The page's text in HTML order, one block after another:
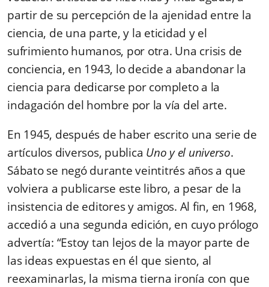
partir de su percepción de la ajenidad entre la
ciencia, de una parte, y la eticidad y el
sufrimiento humanos, por otra. Una crisis de
conciencia, en 1943, lo decide a abandonar la
ciencia para dedicarse por completo a la
indagación del hombre por la vía del arte.
En 1945, después de haber escrito una serie de
artículos diversos, publica Uno y el universo.
Sábato se negó durante veintitrés años a que
volviera a publicarse este libro, a pesar de la
insistencia de editores y amigos. Al fin, en 1968,
accedió a una segunda edición, en cuyo prólogo
advertía: “Estoy tan lejos de la mayor parte de
las ideas expuestas en él que siento, al
reexaminarlas, la misma tierna ironía con que